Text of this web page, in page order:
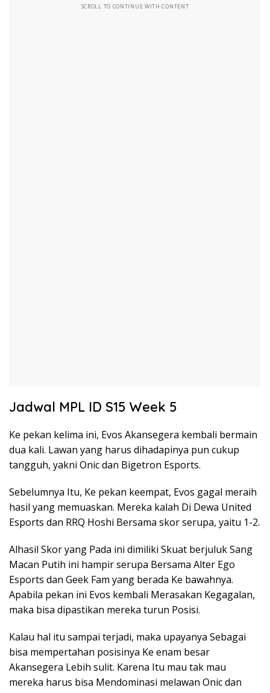
SCROLL TO CONTINUE WITH CONTENT
Jadwal MPL ID S15 Week 5
Ke pekan kelima ini, Evos Akansegera kembali bermain
dua kali. Lawan yang harus dihadapinya pun cukup
tangguh, yakni Onic dan Bigetron Esports.
Sebelumnya Itu, Ke pekan keempat, Evos gagal meraih
hasil yang memuaskan. Mereka kalah Di Dewa United
Esports dan RRQ Hoshi Bersama skor serupa, yaitu 1-2.
Alhasil Skor yang Pada ini dimiliki Skuat berjuluk Sang
Macan Putih ini hampir serupa Bersama Alter Ego
Esports dan Geek Fam yang berada Ke bawahnya.
Apabila pekan ini Evos kembali Merasakan Kegagalan,
maka bisa dipastikan mereka turun Posisi.
Kalau hal itu sampai terjadi, maka upayanya Sebagai
bisa mempertahan posisinya Ke enam besar
Akansegera Lebih sulit. Karena Itu mau tak mau
mereka harus bisa Mendominasi melawan Onic dan